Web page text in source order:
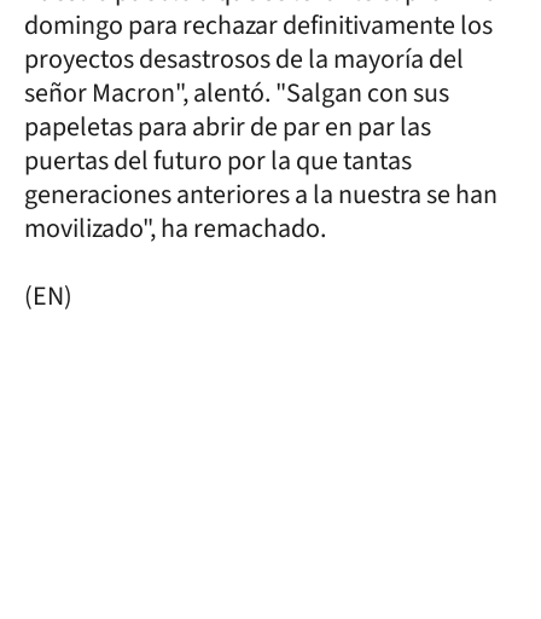
domingo para rechazar definitivamente los
proyectos desastrosos de la mayoría del
señor Macron", alentó. "Salgan con sus
papeletas para abrir de par en par las
puertas del futuro por la que tantas
generaciones anteriores a la nuestra se han
movilizado", ha remachado.
(EN)